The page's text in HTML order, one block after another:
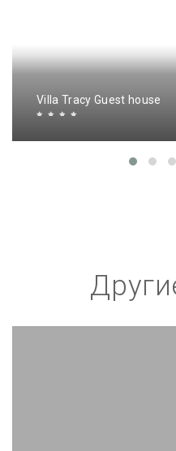
Villa Tracy Guest house